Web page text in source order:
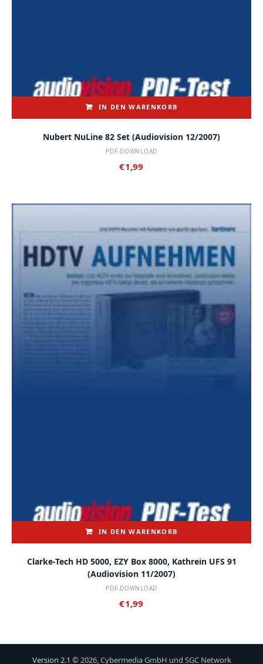
IN DEN WARENKORB
Nubert NuLine 82 Set (audiovision 12/2007)
PDF-DOWNLOAD
€1,99
IN DEN WARENKORB
Clarke-Tech HD 5000, EZY Box 8000, Kathrein UFS 91
(audiovision 11/2007)
PDF-DOWNLOAD
€1,99
Version 2.1 © 2026, Cybermedia GmbH und SGC Network